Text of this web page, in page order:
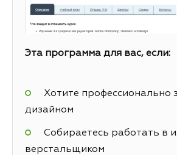
Эта программа для вас, если:
Хотите профессионально
дизайном
Собираетесь работать в
верстальщиком